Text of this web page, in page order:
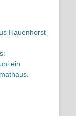
Hauenhorst
ein